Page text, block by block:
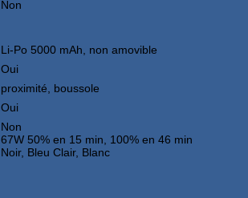
Non
Li-Po 5000 mAh, non amovible
Oui
proximité, boussole
Oui
Non
67W 50% en 15 min, 100% en 46 min
Noir, Bleu Clair, Blanc